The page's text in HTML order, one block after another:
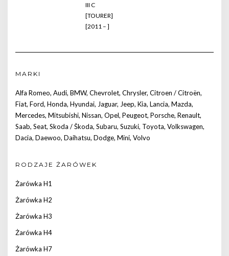
III C
[TOURER]
[2011 – ]
MARKI
Alfa Romeo, Audi, BMW, Chevrolet, Chrysler, Citroen / Citroën,
Fiat, Ford, Honda, Hyundai, Jaguar, Jeep, Kia, Lancia, Mazda,
Mercedes, Mitsubishi, Nissan, Opel, Peugeot, Porsche, Renault,
Saab, Seat, Skoda / Škoda, Subaru, Suzuki, Toyota, Volkswagen,
Dacia, Daewoo, Daihatsu, Dodge, Mini, Volvo
RODZAJE ŻARÓWEK
Żarówka H1
Żarówka H2
Żarówka H3
Żarówka H4
Żarówka H7